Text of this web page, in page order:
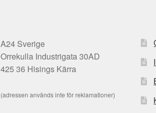
A24 Sverige
Orrekulla Industrigata 30AD
425 36 Hisings Kärra
(adressen används inte för reklamationer)